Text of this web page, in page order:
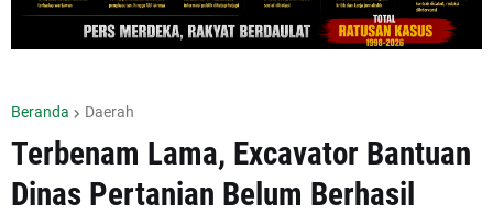
Beranda Daerah
Terbenam Lama, Excavator Bantuan
Dinas Pertanian Belum Berhasil